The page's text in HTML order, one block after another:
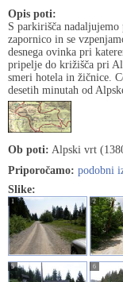
Opis poti:
S parkirišča
zapornico in se
desnega ovinka pri
pripelje do križišča pri
smeri hotela in žičnice.
desetih minutah od
Ob poti: Alpski vrt
Priporočamo: podobni
Slike:
1 2
5 6